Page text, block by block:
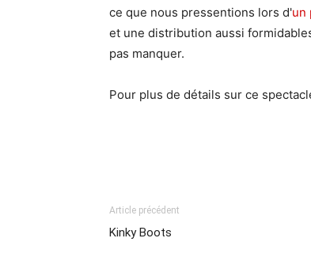
ce que nous pressentions lors d'un
et une distribution aussi
pas manquer.
Pour plus de détails sur ce
Article précédent
Kinky Boots